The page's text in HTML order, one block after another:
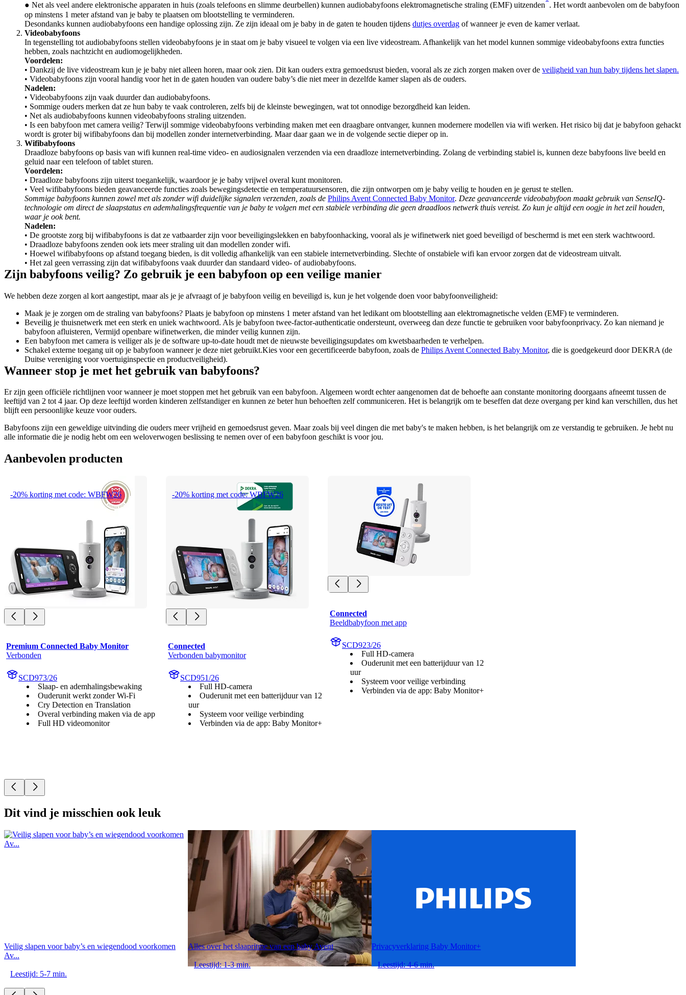
● Net als veel andere elektronische apparaten in huis (zoals telefoons en slimme deurbellen) kunnen audiobabyfoons elektromagnetische straling (EMF) uitzenden . Het wordt aanbevolen om de babyfoon
op minstens 1 meter afstand van je baby te plaatsen om blootstelling te verminderen.
Desondanks kunnen audiobabyfoons een handige oplossing zijn. Ze zijn ideaal om je baby in de gaten te houden tijdens dutjes overdag of wanneer je even de kamer verlaat.
Videobabyfoons
In tegenstelling tot audiobabyfoons stellen videobabyfoons je in staat om je baby visueel te volgen via een live videostream. Afhankelijk van het model kunnen sommige videobabyfoons extra functies
hebben, zoals nachtzicht en audiomogelijkheden.
Voordelen:
• Dankzij de live videostream kun je je baby niet alleen horen, maar ook zien. Dit kan ouders extra gemoedsrust bieden, vooral als ze zich zorgen maken over de veiligheid van hun baby tijdens het slapen.
• Videobabyfoons zijn vooral handig voor het in de gaten houden van oudere baby’s die niet meer in dezelfde kamer slapen als de ouders.
Nadelen:
• Videobabyfoons zijn vaak duurder dan audiobabyfoons.
• Sommige ouders merken dat ze hun baby te vaak controleren, zelfs bij de kleinste bewegingen, wat tot onnodige bezorgdheid kan leiden.
• Net als audiobabyfoons kunnen videobabyfoons straling uitzenden.
• Is een babyfoon met camera veilig? Terwijl sommige videobabyfoons verbinding maken met een draagbare ontvanger, kunnen modernere modellen via wifi werken. Het risico bij dat je babyfoon gehackt
wordt is groter bij wifibabyfoons dan bij modellen zonder internetverbinding. Maar daar gaan we in de volgende sectie dieper op in.
Wifibabyfoons
Draadloze babyfoons op basis van wifi kunnen real-time video- en audiosignalen verzenden via een draadloze internetverbinding. Zolang de verbinding stabiel is, kunnen deze babyfoons live beeld en
geluid naar een telefoon of tablet sturen.
Voordelen:
• Draadloze babyfoons zijn uiterst toegankelijk, waardoor je je baby vrijwel overal kunt monitoren.
• Veel wifibabyfoons bieden geavanceerde functies zoals bewegingsdetectie en temperatuursensoren, die zijn ontworpen om je baby veilig te houden en je gerust te stellen.
Sommige babyfoons kunnen zowel met als zonder wifi duidelijke signalen verzenden, zoals de Philips Avent Connected Baby Monitor. Deze geavanceerde videobabyfoon maakt gebruik van SenseIQ-
technologie om direct de slaapstatus en ademhalingsfrequentie van je baby te volgen met een stabiele verbinding die geen draadloos netwerk thuis vereist. Zo kun je altijd een oogje in het zeil houden,
waar je ook bent.
Nadelen:
• De grootste zorg bij wifibabyfoons is dat ze vatbaarder zijn voor beveiligingslekken en babyfoonhacking, vooral als je wifinetwerk niet goed beveiligd of beschermd is met een sterk wachtwoord.
• Draadloze babyfoons zenden ook iets meer straling uit dan modellen zonder wifi.
• Hoewel wifibabyfoons op afstand toegang bieden, is dit volledig afhankelijk van een stabiele internetverbinding. Slechte of onstabiele wifi kan ervoor zorgen dat de videostream uitvalt.
• Het zal geen verrassing zijn dat wifibabyfoons vaak duurder dan standaard video- of audiobabyfoons.
Zijn babyfoons veilig? Zo gebruik je een babyfoon op een veilige manier
We hebben deze zorgen al kort aangestipt, maar als je je afvraagt of je babyfoon veilig en beveiligd is, kun je het volgende doen voor babyfoonveiligheid:
Maak je je zorgen om de straling van babyfoons? Plaats je babyfoon op minstens 1 meter afstand van het ledikant om blootstelling aan elektromagnetische velden (EMF) te verminderen.
Beveilig je thuisnetwerk met een sterk en uniek wachtwoord. Als je babyfoon twee-factor-authenticatie ondersteunt, overweeg dan deze functie te gebruiken voor babyfoonprivacy. Zo kan niemand je
babyfoon afluisteren, Vermijd openbare wifinetwerken, die minder veilig kunnen zijn.
Een babyfoon met camera is veiliger als je de software up-to-date houdt met de nieuwste beveiligingsupdates om kwetsbaarheden te verhelpen.
Schakel externe toegang uit op je babyfoon wanneer je deze niet gebruikt.Kies voor een gecertificeerde babyfoon, zoals de Philips Avent Connected Baby Monitor, die is goedgekeurd door DEKRA (de
Duitse vereniging voor voertuiginspectie en productveiligheid).
Wanneer stop je met het gebruik van babyfoons?
Er zijn geen officiële richtlijnen voor wanneer je moet stoppen met het gebruik van een babyfoon. Algemeen wordt echter aangenomen dat de behoefte aan constante monitoring doorgaans afneemt tussen de
leeftijd van 2 tot 4 jaar. Op deze leeftijd worden kinderen zelfstandiger en kunnen ze beter hun behoeften zelf communiceren. Het is belangrijk om te beseffen dat deze overgang per kind kan verschillen, dus het
blijft een persoonlijke keuze voor ouders.
Babyfoons zijn een geweldige uitvinding die ouders meer vrijheid en gemoedsrust geven. Maar zoals bij veel dingen die met baby's te maken hebben, is het belangrijk om ze verstandig te gebruiken. Je hebt nu
alle informatie die je nodig hebt om een weloverwogen beslissing te nemen over of een babyfoon geschikt is voor jou.
Aanbevolen producten
-20% korting met code: WBFW26
Premium Connected Baby Monitor
Verbonden
SCD973/26
Slaap- en ademhalingsbewaking
Ouderunit werkt zonder Wi-Fi
Cry Detection en Translation
Overal verbinding maken via de app
Full HD videomonitor
-20% korting met code: WBFW26
Connected
Verbonden babymonitor
SCD951/26
Full HD-camera
Ouderunit met een batterijduur van 12
uur
Systeem voor veilige verbinding
Verbinden via de app: Baby Monitor+
Connected
Beeldbabyfoon met app
SCD923/26
Full HD-camera
Ouderunit met een batterijduur van 12
uur
Systeem voor veilige verbinding
Verbinden via de app: Baby Monitor+
Dit vind je misschien ook leuk
Veilig slapen voor baby’s en wiegendood voorkomen
Av...
Leestijd: 5-7 min.
Alles over het slaapritme van een baby Avent
Leestijd: 1-3 min.
Privacyverklaring Baby Monitor+
Leestijd: 4-6 min.